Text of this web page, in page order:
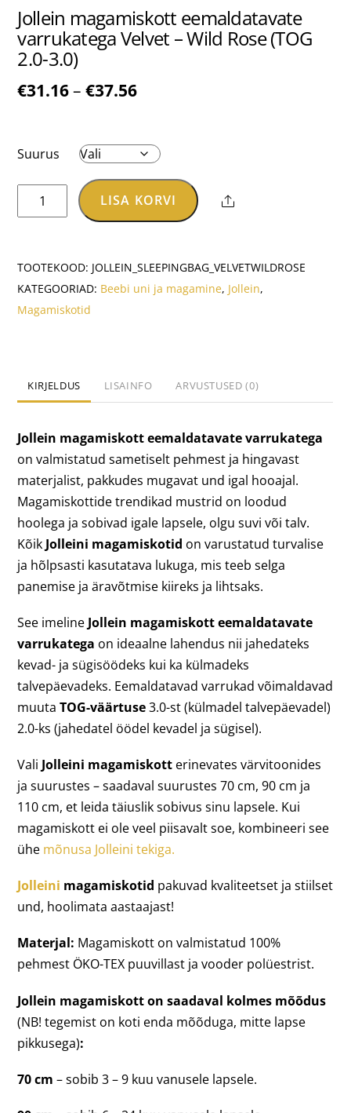
Jollein magamiskott eemaldatavate
varrukatega Velvet – Wild Rose (TOG
2.0-3.0)
€31.16– €37.56Hinnavahemik:
€37.56
Suurus
Jollein
magamiskott
Wild
2.0-
3.0)
LISA KORVI Share
TOOTEKOOD: JOLLEIN_SLEEPINGBAG_VELVETWILDROSE
KATEGOORIAD: Beebi uni ja magamine, Jollein,
Magamiskotid
KIRJELDUS LISAINFO ARVUSTUSED (0)
Jollein magamiskott eemaldatavate varrukatega
on valmistatud sametiselt pehmest ja hingavast
materjalist, pakkudes mugavat und igal hooajal.
Magamiskottide trendikad mustrid on loodud
hoolega ja sobivad igale lapsele, olgu suvi või talv.
Kõik Jolleini magamiskotid on varustatud turvalise
ja hõlpsasti kasutatava lukuga, mis teeb selga
panemise ja äravõtmise kiireks ja lihtsaks.
See imeline Jollein magamiskott eemaldatavate
varrukatega on ideaalne lahendus nii jahedateks
kevad- ja sügisöödeks kui ka külmadeks
talvepäevadeks. Eemaldatavad varrukad võimaldavad
muutaTOG-väärtuse3.0-st (külmadel talvepäevadel)
2.0-ks (jahedatel öödel kevadel ja sügisel).
Vali Jolleini magamiskott erinevates värvitoonides
ja suurustes – saadaval suurustes 70 cm, 90 cm ja
110 cm, et leida täiuslik sobivus sinu lapsele. Kui
magamiskott ei ole veel piisavalt soe, kombineeri see
ühe mõnusa Jolleini tekiga.
Jolleini magamiskotid pakuvad kvaliteetset ja stiilset
und, hoolimata aastaajast!
Materjal: Magamiskott on valmistatud 100%
pehmest ÖKO-TEX puuvillast ja vooder polüestrist.
Jollein magamiskott on saadaval kolmes mõõdus
(NB! tegemist on koti enda mõõduga, mitte lapse
pikkusega):
70 cm – sobib 3 – 9 kuu vanusele lapsele.